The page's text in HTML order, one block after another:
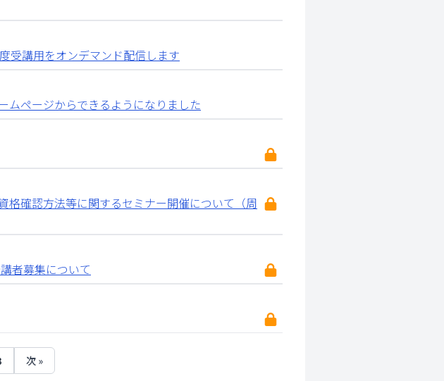
受講用をオンデマンド配信します
ムページからできるようになりました
格確認方法等に関するセミナー開催について（周
者募集について
次 »